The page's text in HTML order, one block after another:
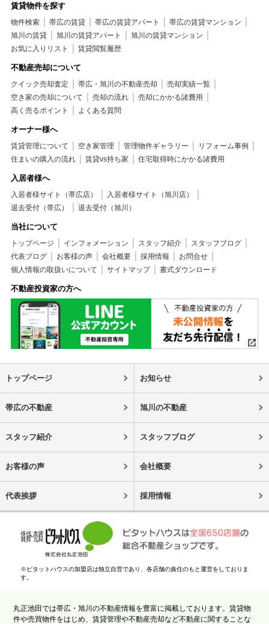
賃貸物件を探す
物件検索 帯広の賃貸 帯広の賃貸アパート
帯広の賃貸マンション
旭川の賃貸
旭川の賃貸アパート
旭川の賃貸マンション
お気に入りリスト
賃貸閲覧履歴
不動産売却について
クイック売却査定 帯広・旭川の不動産売却
売却実績一覧
空き家の売却について
売却の流れ
売却にかかる諸費用
高く売るポイント
よくある質問
オーナー様へ
賃貸管理について 空き家管理 管理物件ギャラリー
リフォーム事例
住まいの購入の流れ
賃貸vs持ち家 住宅取得時にかかる諸費用
入居者様へ
入居者様サイト（帯広店）
入居者様サイト（旭川店）
退去受付（帯広）
退去受付（旭川）
当社について
トップページ インフォメーション スタッフ紹介
スタッフブログ
代表ブログ
お客様の声 会社概要 採用情報
お問合せ
個人情報の取扱いについて
サイトマップ 書式ダウンロード
不動産投資家の方へ
トップページ お知らせ
帯広の不動産 旭川の不動産
スタッフ紹介 スタッフブログ
お客様の声 会社概要
代表挨拶 採用情報
※ピタットハウスの加盟店は独立自営であり、各店舗の責任のもと運営をしておりま
す。
丸正池田では帯広・旭川の不動産情報を豊富に掲載しております。賃貸物
件や売買物件をはじめ、賃貸管理や不動産売却など不動産に関することな